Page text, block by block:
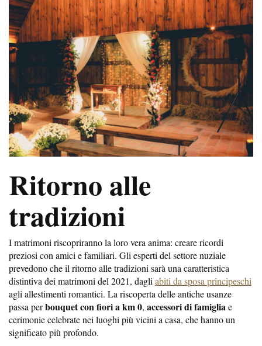
Ritorno alle
tradizioni
I matrimoni riscopriranno la loro vera anima: creare ricordi
preziosi con amici e familiari. Gli esperti del settore nuziale
prevedono che il ritorno alle tradizioni sarà una caratteristica
distintiva dei matrimoni del 2021, dagli abiti da sposa principeschi
agli allestimenti romantici. La riscoperta delle antiche usanze
passa perbouquet con fiori a km 0, accessori di famigliae
cerimonie celebrate nei luoghi più vicini a casa, che hanno un
significato più profondo.